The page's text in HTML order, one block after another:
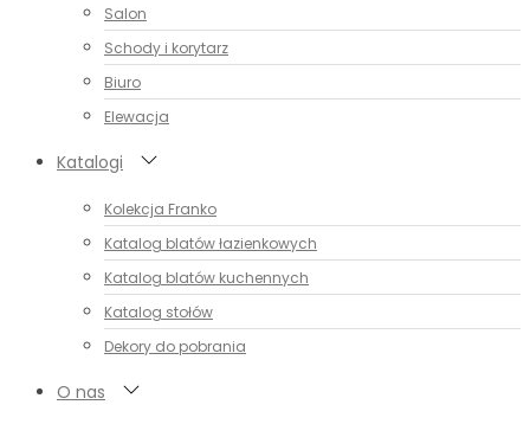
Salon
Schody i korytarz
Biuro
Elewacja
Katalogi
Kolekcja Franko
Katalog blatów łazienkowych
Katalog blatów kuchennych
Katalog stołów
Dekory do pobrania
O nas